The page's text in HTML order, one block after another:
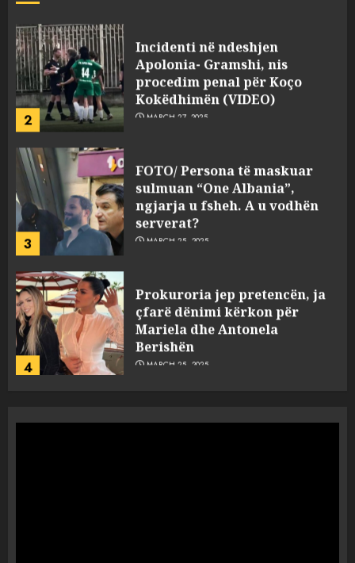
2
Incidenti në ndeshjen
Apolonia- Gramshi, nis
procedim penal për Koço
Kokëdhimën (VIDEO)
MARCH 27, 2025
3
FOTO/ Persona të maskuar
sulmuan “One Albania”,
ngjarja u fsheh. A u vodhën
serverat?
MARCH 25, 2025
4
Prokuroria jep pretencën, ja
çfarë dënimi kërkon për
Mariela dhe Antonela
Berishën
MARCH 25, 2025